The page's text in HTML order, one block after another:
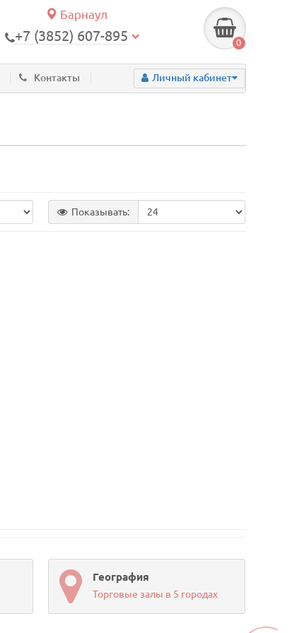
Барнаул
+7 (3852) 607-895 0
Контакты Личный кабинет
Показывать:
География
Торговые залы в 5 городах